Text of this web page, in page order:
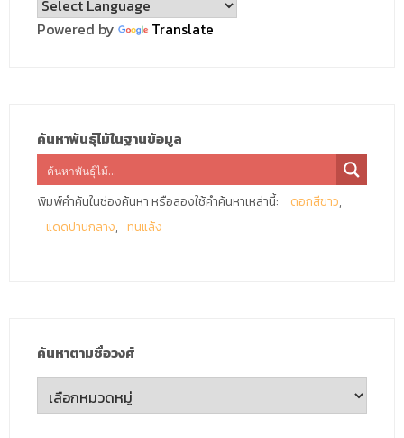
Powered by Translate
ค้นหาพันธุ์ไม้ในฐานข้อมูล
พิมพ์คำค้นในช่องค้นหา หรือลองใช้คำค้นหาเหล่านี้:
ดอกสีขาว
แดดปานกลาง
ทนแล้ง
ค้นหาตามชื่อวงศ์
ค้นหา
ตาม